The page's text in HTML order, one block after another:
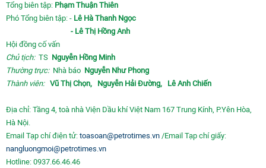
Tổng biên tập: Phạm Thuận Thiên
Phó Tổng biên tập: - Lê Hà Thanh Ngọc
- Lê Thị Hồng Anh
Hội đồng cố vấn
Chủ tịch:TS Nguyễn Hồng Minh
Thường trực: Nhà báo Nguyễn Như Phong
Thành viên: Vũ Thị Chọn, Nguyễn Hải Đường, Lê Anh Chiến
Địa chỉ: Tầng 4, toà nhà Viện Dầu khí Việt Nam 167 Trung Kính, P.Yên Hòa,
Hà Nội.
Email Tạp chí điện tử: toasoan@petrotimes.vn /Email Tạp chí giấy:
nangluongmoi@petrotimes.vn
Hotline: 0937.66.46.46